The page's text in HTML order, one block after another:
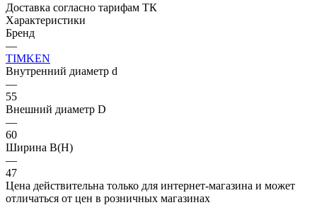
Доставка согласно тарифам ТК
Характеристики
Бренд
—
TIMKEN
Внутренний диаметр d
—
55
Внешний диаметр D
—
60
Ширина B(H)
—
47
Цена действительна только для интернет-магазина и может
отличаться от цен в розничных магазинах